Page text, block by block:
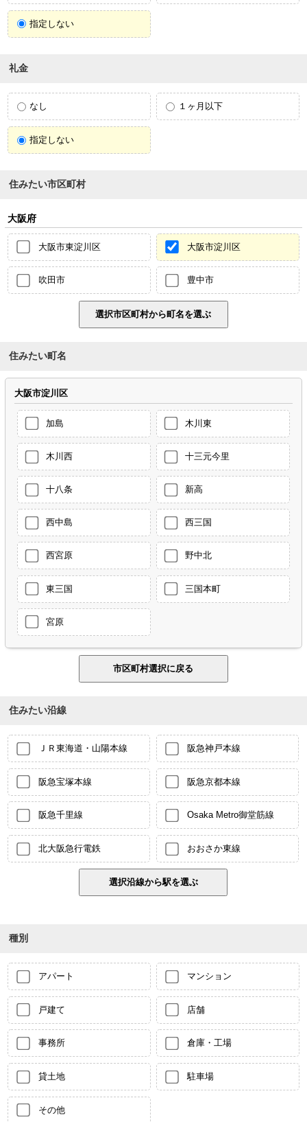
指定しない
礼金
なし １ヶ月以下
指定しない
住みたい市区町村
大阪府
大阪市東淀川区 大阪市淀川区
吹田市 豊中市
住みたい町名
大阪市淀川区
加島 木川東
木川西 十三元今里
十八条 新高
西中島 西三国
西宮原 野中北
東三国 三国本町
宮原
住みたい沿線
ＪＲ東海道・山陽本線 阪急神戸本線
阪急宝塚本線 阪急京都本線
阪急千里線 Osaka Metro御堂筋線
北大阪急行電鉄 おおさか東線
種別
アパート マンション
戸建て 店舗
事務所 倉庫・工場
貸土地 駐車場
その他